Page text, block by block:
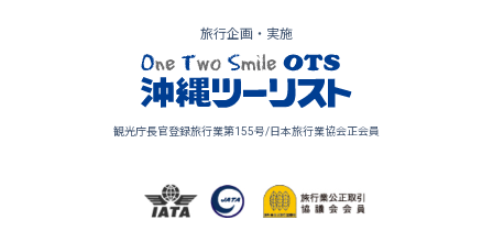
旅行企画・実施
観光庁長官登録旅行業第155号/日本旅行業協会正会員